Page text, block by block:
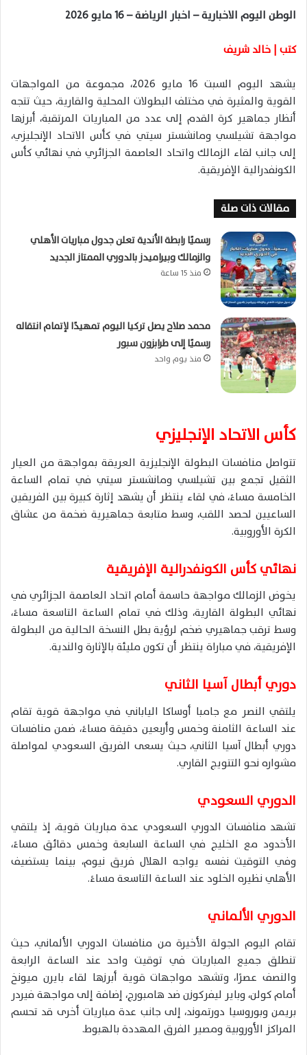
و
ا
الوطن اليوم الاخبارية – اخبار الرياضة – 16 مايو 2026
كتب | خالد شريف
يشهد اليوم السبت 16 مايو 2026، مجموعة من المواجهات
القوية والمثيرة في مختلف البطولات المحلية والقارية، حيث تتجه
أنظار جماهير كرة القدم إلى عدد من المباريات المرتقبة، أبرزها
مواجهة تشيلسي ومانشستر سيتي في كأس الاتحاد الإنجليزي،
إلى جانب لقاء الزمالك واتحاد العاصمة الجزائريفي نهائي كأس
الكونفدرالية الإفريقية.
مقالات ذات صلة
رسميًا رابطة الأندية تعلن جدول مباريات الأهلي
والزمالك وبيراميدز بالدوري الممتاز الجديد
منذ 15 ساعة
محمد صلاح يصل تركيا اليوم تمهيدًا لإتمام انتقاله
رسميًا إلى طرابزون سبور
منذ يوم واحد
كأس الاتحاد الإنجليزي
تتواصل منافسات البطولة الإنجليزية العريقة بمواجهة من العيار
الثقيل تجمع بين تشيلسي ومانشستر سيتي في تمام الساعة
الخامسة مساءً، في لقاء ينتظر أن يشهد إثارة كبيرة بين الفريقين
الساعيين لحصد اللقب، وسط متابعة جماهيرية ضخمة من عشاق
الكرة الأوروبية.
نهائي كأس الكونفدرالية الإفريقية
يخوض الزمالك مواجهة حاسمة أمام اتحاد العاصمة الجزائري في
نهائي البطولة القارية، وذلك في تمام الساعة التاسعة مساءً،
وسط ترقب جماهيري ضخم لرؤية بطل النسخة الحالية من البطولة
الإفريقية، في مباراة ينتظر أن تكون مليئة بالإثارة والندية.
دوري أبطال آسيا الثاني
يلتقي النصر مع جامبا أوساكا الياباني في مواجهة قوية تقام
عند الساعة الثامنة وخمس وأربعين دقيقة مساءً، ضمن منافسات
دوري أبطال آسيا الثاني، حيث يسعى الفريق السعودي لمواصلة
مشواره نحو التتويج القاري.
الدوري السعودي
تشهد منافسات الدوري السعودي عدة مباريات قوية، إذ يلتقي
الأخدود مع الخليجفي الساعة السابعة وخمس دقائق مساءً،
وفي التوقيت نفسه يواجه الهلال فريق نيوم، بينما يستضيف
الأهلي نظيره الخلود عند الساعة التاسعة مساءً.
الدوري الألماني
تقام اليوم الجولة الأخيرة من منافسات الدوري الألماني، حيث
تنطلق جميع المباريات في توقيت واحد عند الساعة الرابعة
والنصف عصرًا، وتشهد مواجهات قوية أبرزها لقاء بايرن ميونخ
أمامكولن، وباير ليفركوزن ضد هامبورج، إضافة إلى مواجهة فيردر
بريمنوبوروسيا دورتموند، إلى جانب عدة مباريات أخرى قد تحسم
المراكز الأوروبية ومصير الفرق المهددة بالهبوط.